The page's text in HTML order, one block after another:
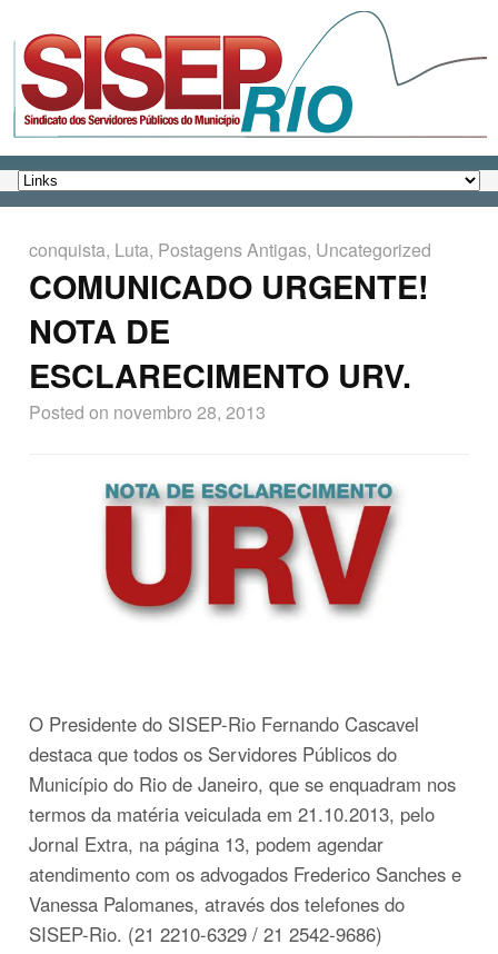
conquista, Luta, Postagens Antigas, Uncategorized
COMUNICADO URGENTE!
NOTA DE
ESCLARECIMENTO URV.
Posted on novembro 28, 2013
O Presidente do SISEP-Rio Fernando Cascavel
destaca que todos os Servidores Públicos do
Município do Rio de Janeiro, que se enquadram nos
termos da matéria veiculada em 21.10.2013, pelo
Jornal Extra, na página 13, podem agendar
atendimento com os advogados Frederico Sanches e
Vanessa Palomanes, através dos telefones do
SISEP-Rio. (21 2210-6329 / 21 2542-9686)